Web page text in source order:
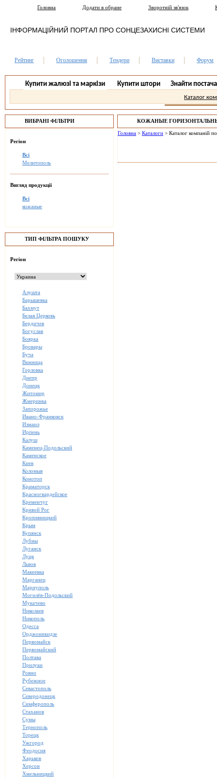
Головна Додати в обране Зворотній зв'язок
ІНФОРМАЦІЙНИЙ ПОРТАЛ ПРО СОНЦЕЗАХИСНІ СИСТЕМИ
Рейтинг Оголошення Тендери Виставки Форум
Купити жалюзі та маркізи Купити штори Знайти
Каталог
ВИБРАНІ ФІЛЬТРИ
Регіон
Всі
Мелитополь
Вигляд продукції
Всі
кожаные
ТИП ФІЛЬТРА ПОШУКУ
Регіон
Алушта
Барышевка
Бахмут
Белая Церковь
Бердичев
Богуслав
Боярка
Бровары
Буча
Винница
Горловка
Днепр
Донецк
Житомир
Жмеринка
Запорожье
Ивано-Франковск
Измаил
Ирпень
Калуш
Каменец-Подольский
Каменское
Киев
Коломыя
Конотоп
Краматорск
Красногвардейское
Кременчуг
Кривой Рог
Кропивницкий
Крым
Купянск
Лубны
Луганск
Луцк
Львов
Макеевка
Марганец
Мариуполь
Могилёв-Подольский
Мукачево
Николаев
Никополь
Одесса
Орджоникидзе
Первомайск
Первомайский
Полтава
Прилуки
Ровно
Рубежное
Севастополь
Северодонецк
Симферополь
Стаханов
Сумы
Тернополь
Торецк
Ужгород
Феодосия
Харьков
Херсон
Хмельницкий
КОЖАНЫЕ
МЕЛИТОПОЛЬ.
Головна > Каталоги > Каталог компаній